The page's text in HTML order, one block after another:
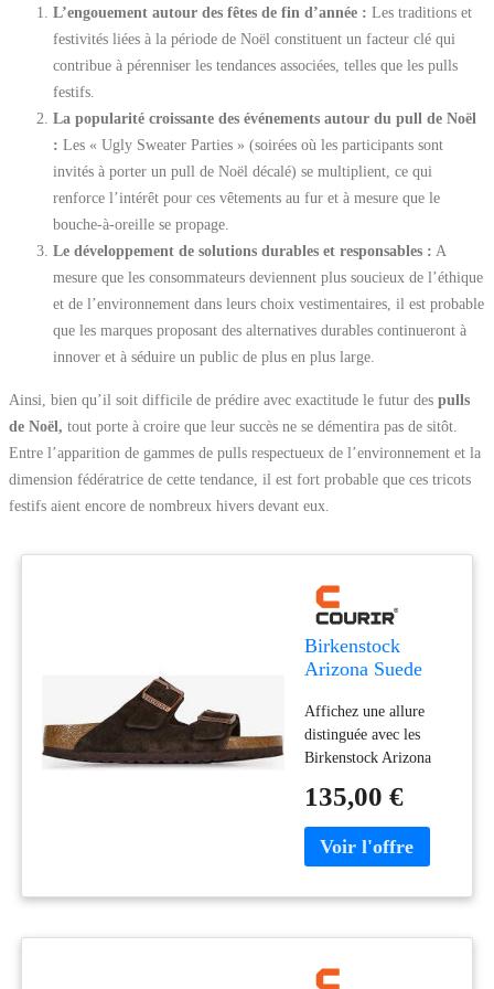
L’engouement autour des fêtes de fin d’année : Les traditions et
festivités liées à la période de Noël constituent un facteur clé qui
contribue à pérenniser les tendances associées, telles que les pulls
festifs.
La popularité croissante des événements autour du pull de Noël
: Les « Ugly Sweater Parties » (soirées où les participants sont
invités à porter un pull de Noël décalé) se multiplient, ce qui
renforce l’intérêt pour ces vêtements au fur et à mesure que le
bouche-à-oreille se propage.
Le développement de solutions durables et responsables : A
mesure que les consommateurs deviennent plus soucieux de l’éthique
et de l’environnement dans leurs choix vestimentaires, il est probable
que les marques proposant des alternatives durables continueront à
innover et à séduire un public de plus en plus large.
Ainsi, bien qu’il soit difficile de prédire avec exactitude le futur des pulls
de Noël, tout porte à croire que leur succès ne se démentira pas de sitôt.
Entre l’apparition de gammes de pulls respectueux de l’environnement et la
dimension fédératrice de cette tendance, il est fort probable que ces tricots
festifs aient encore de nombreux hivers devant eux.
Birkenstock
Arizona Suede
femme
Affichez une allure
distinguée avec les
Birkenstock Arizona
marron. Leur design
minimaliste et raffiné
rehausse votre style
sophistication. Leur
qualité offre à la fois
confort et élégance
135,00 €